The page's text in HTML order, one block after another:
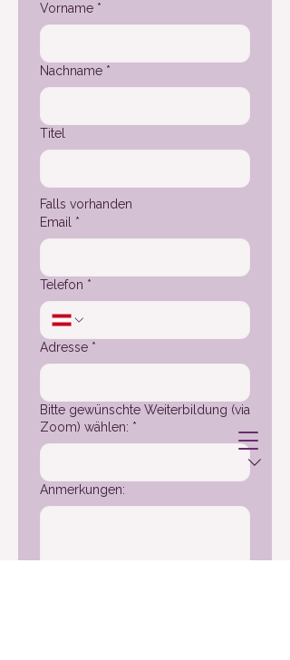
Vorname *
Nachname *
Titel
Falls vorhanden
Email
*
Telefon *
Adresse *
Bitte gewünschte Weiterbildung (via
Zoom) wählen: *
Anmerkungen: